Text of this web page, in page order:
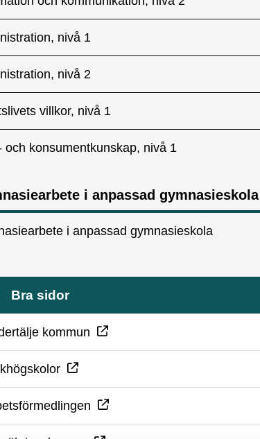
nivå 1
nivå 2
villkor, nivå 1
och konsumentkunskap, nivå 1
i anpassad gymnasieskola
i anpassad gymnasieskola
Bra sidor
kommun Ö
p
a
Ö
p
p
Ö
p